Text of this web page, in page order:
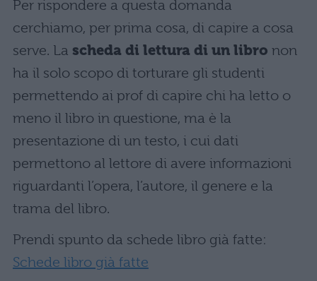
Per rispondere a questa domanda
cerchiamo, per prima cosa, di capire a cosa
serve. La scheda di lettura di un libro non
ha il solo scopo di torturare gli studenti
permettendo ai prof di capire chi ha letto o
meno il libro in questione, ma è la
presentazione di un testo, i cui dati
permettono al lettore di avere informazioni
riguardanti l’opera, l’autore, il genere e la
trama del libro.
Prendi spunto da schede libro già fatte:
Schede libro già fatte